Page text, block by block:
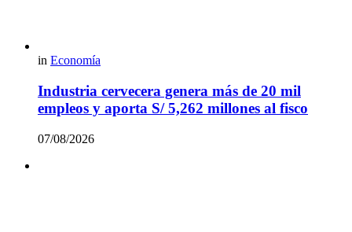
in Economía
Industria cervecera genera más de 20 mil
empleos y aporta S/ 5,262 millones al fisco
07/08/2026